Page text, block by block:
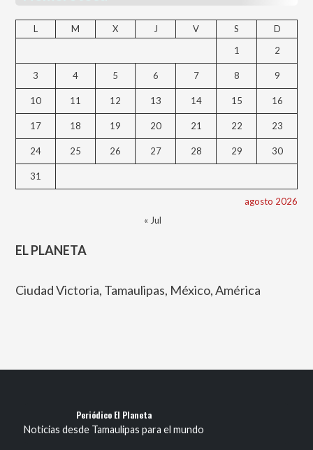
agosto 2026
L M X J V S
D
1
2
3 4 5 6 7 8 9
10 11 12 13 14 15 16
17 18 19 20 21 22 23
24 25 26 27 28 29 30
31
« Jul
EL PLANETA
Ciudad Victoria, Tamaulipas, México, América
Periódico El Planeta
Noticias desde Tamaulipas para el mundo